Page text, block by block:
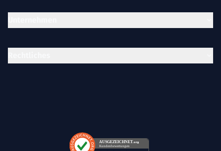
AUSGEZEICHNET .org
Kundenbewertungen